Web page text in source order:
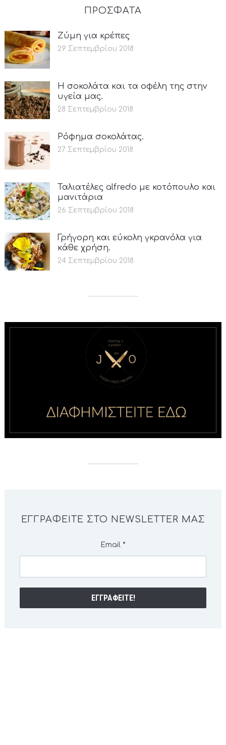
ΠΡΟΣΦΑΤΑ
Ζύμη για κρέπες
29 Σεπτεμβρίου 2018
Η σοκολάτα και τα οφέλη της στην
υγεία μας.
28 Σεπτεμβρίου 2018
Ρόφημα σοκολάτας.
27 Σεπτεμβρίου 2018
Ταλιατέλες alfredo με κοτόπουλο και
μανιτάρια
26 Σεπτεμβρίου 2018
Γρήγορη και εύκολη γκρανόλα για
κάθε χρήση.
24 Σεπτεμβρίου 2018
ΕΓΓΡΑΦΕΊΤΕ ΣΤΟ NEWSLETTER ΜΑΣ
Email *